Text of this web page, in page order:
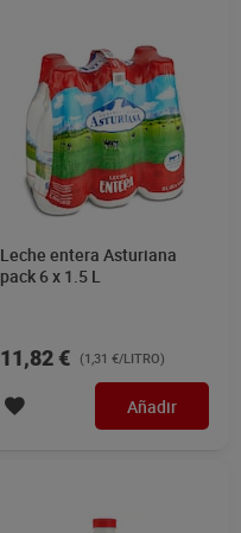
Leche entera Asturiana
pack 6 x 1.5 L
11,82 € (1,31 €/LITRO)
Añadir